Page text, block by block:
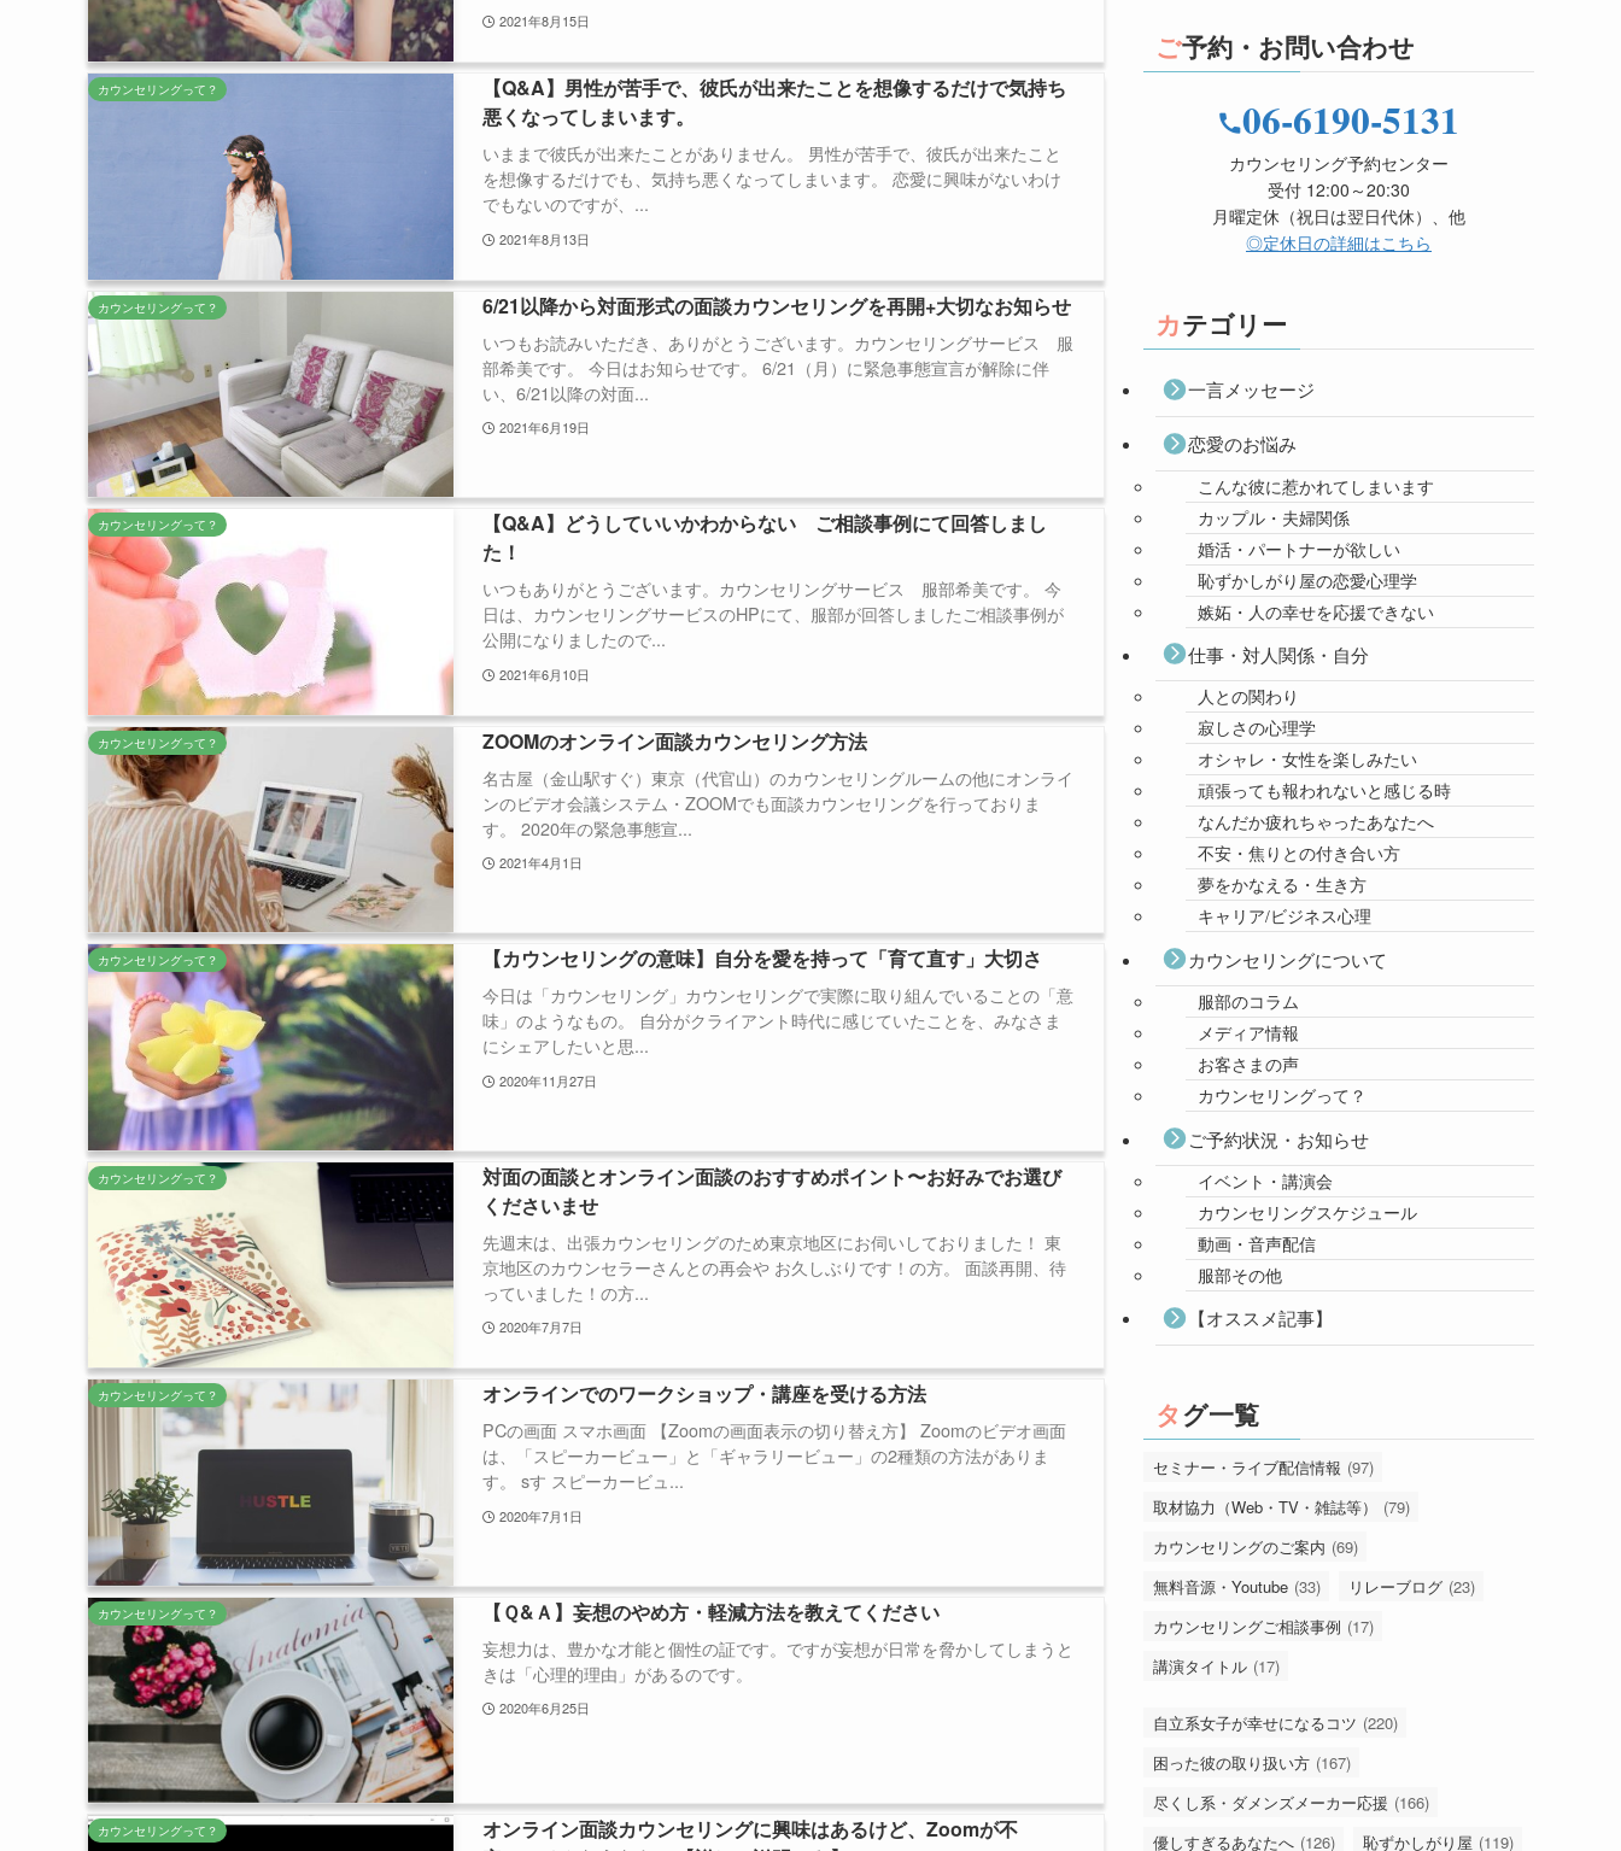
2021年8月15日
カウンセリングって？
【Q&A】男性が苦手で、彼氏が出来たことを想像するだけで気持ち
悪くなってしまいます。
いままで彼氏が出来たことがありません。 男性が苦手で、彼氏が出来たこと
を想像するだけでも、気持ち悪くなってしまいます。 恋愛に興味がないわけ
でもないのですが、...
2021年8月13日
カウンセリングって？ 6/21以降から対面形式の面談カウンセリングを再開+大切なお知らせ
いつもお読みいただき、ありがとうございます。カウンセリングサービス 服
部希美です。 今日はお知らせです。 6/21（月）に緊急事態宣言が解除に伴
い、6/21以降の対面...
2021年6月19日
カウンセリングって？
【Q&A】どうしていいかわからない ご相談事例にて回答しまし
た！
いつもありがとうございます。カウンセリングサービス 服部希美です。 今
日は、カウンセリングサービスのHPにて、服部が回答しましたご相談事例が
公開になりましたので...
2021年6月10日
カウンセリングって？ ZOOMのオンライン面談カウンセリング方法
名古屋（金山駅すぐ）東京（代官山）のカウンセリングルームの他にオンライ
ンのビデオ会議システム・ZOOMでも面談カウンセリングを行っておりま
す。 2020年の緊急事態宣...
2021年4月1日
カウンセリングって？ 【カウンセリングの意味】自分を愛を持って「育て直す」大切さ
今日は「カウンセリング」カウンセリングで実際に取り組んでいることの「意
味」のようなもの。 自分がクライアント時代に感じていたことを、みなさま
にシェアしたいと思...
2020年11月27日
カウンセリングって？
対面の面談とオンライン面談のおすすめポイント〜お好みでお選び
くださいませ
先週末は、出張カウンセリングのため東京地区にお伺いしておりました！ 東
京地区のカウンセラーさんとの再会や お久しぶりです！の方。 面談再開、待
っていました！の方...
2020年7月7日
カウンセリングって？ オンラインでのワークショップ・講座を受ける方法
PCの画面 スマホ画面 【Zoomの画面表示の切り替え方】 Zoomのビデオ画面
は、「スピーカービュー」と「ギャラリービュー」の2種類の方法がありま
す。 sす スピーカービュ...
2020年7月1日
カウンセリングって？ 【Ｑ&Ａ】妄想のやめ方・軽減方法を教えてください
妄想力は、豊かな才能と個性の証です。ですが妄想が日常を脅かしてしまうと
きは「心理的理由」があるのです。
2020年6月25日
カウンセリングって？
オンライン面談カウンセリングに興味はあるけど、Zoomが不
ご予約・お問い合わせ
06-6190-5131
カウンセリング予約センター
受付 12:00～20:30
月曜定休（祝日は翌日代休）、他
◎定休日の詳細はこちら
カテゴリー
一言メッセージ
恋愛のお悩み
こんな彼に惹かれてしまいます
カップル・夫婦関係
婚活・パートナーが欲しい
恥ずかしがり屋の恋愛心理学
嫉妬・人の幸せを応援できない
仕事・対人関係・自分
人との関わり
寂しさの心理学
オシャレ・女性を楽しみたい
頑張っても報われないと感じる時
なんだか疲れちゃったあなたへ
不安・焦りとの付き合い方
夢をかなえる・生き方
キャリア/ビジネス心理
カウンセリングについて
服部のコラム
メディア情報
お客さまの声
カウンセリングって？
ご予約状況・お知らせ
イベント・講演会
カウンセリングスケジュール
動画・音声配信
服部その他
【オススメ記事】
タグ一覧
セミナー・ライブ配信情報 (97)
取材協力（Web・TV・雑誌等）
(79)
カウンセリングのご案内 (69)
無料音源・Youtube (33) リレーブログ (23)
カウンセリングご相談事例 (17)
講演タイトル (17)
自立系女子が幸せになるコツ (220)
困った彼の取り扱い方 (167)
尽くし系・ダメンズメーカー応援 (166)
優しすぎるあなたへ (126) 恥ずかしがり屋 (119)